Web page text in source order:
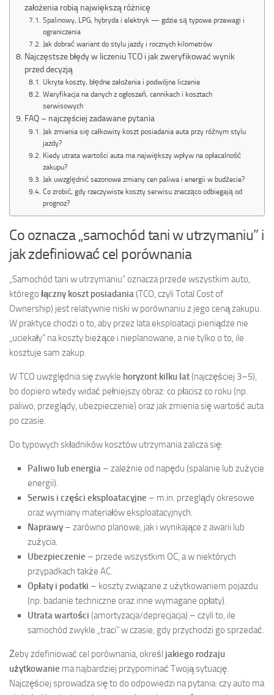
założenia robią największą różnicę
Spalinowy, LPG, hybryda i elektryk — gdzie są typowe przewagi i
ograniczenia
Jak dobrać wariant do stylu jazdy i rocznych kilometrów
Najczęstsze błędy w liczeniu TCO i jak zweryfikować wynik
przed decyzją
Ukryte koszty, błędne założenia i podwójne liczenie
Weryfikacja na danych z ogłoszeń, cennikach i kosztach
serwisowych
FAQ – najczęściej zadawane pytania
Jak zmienia się całkowity koszt posiadania auta przy różnym stylu
jazdy?
Kiedy utrata wartości auta ma największy wpływ na opłacalność
zakupu?
Jak uwzględnić sezonowe zmiany cen paliwa i energii w budżecie?
Co zrobić, gdy rzeczywiste koszty serwisu znacząco odbiegają od
prognoz?
Co oznacza „samochód tani w utrzymaniu” i
jak zdefiniować cel porównania
„Samochód tani w utrzymaniu” oznacza przede wszystkim auto,
którego łączny koszt posiadania (TCO, czyli Total Cost of
Ownership) jest relatywnie niski w porównaniu z jego ceną zakupu.
W praktyce chodzi o to, aby przez lata eksploatacji pieniądze nie
„uciekały” na koszty bieżące i nieplanowane, a nie tylko o to, ile
kosztuje sam zakup.
W TCO uwzględnia się zwykle horyzont kilku lat(najczęściej 3–5),
bo dopiero wtedy widać pełniejszy obraz: co płacisz co roku (np.
paliwo, przeglądy, ubezpieczenie) oraz jak zmienia się wartość auta
po czasie.
Do typowych składników kosztów utrzymania zalicza się:
Paliwo lub energia – zależnie od napędu (spalanie lub zużycie
energii).
Serwis i części eksploatacyjne – m.in. przeglądy okresowe
oraz wymiany materiałów eksploatacyjnych.
Naprawy – zarówno planowe, jak i wynikające z awarii lub
zużycia.
Ubezpieczenie – przede wszystkim OC, a w niektórych
przypadkach także AC.
Opłaty i podatki – koszty związane z użytkowaniem pojazdu
(np. badanie techniczne oraz inne wymagane opłaty).
Utrata wartości (amortyzacja/deprecjacja) – czyli to, ile
samochód zwykle „traci” w czasie, gdy przychodzi go sprzedać.
Żeby zdefiniować cel porównania, określ jakiego rodzaju
użytkowanie ma najbardziej przypominać Twoją sytuację.
Najczęściej sprowadza się to do odpowiedzi na pytania: czy auto ma